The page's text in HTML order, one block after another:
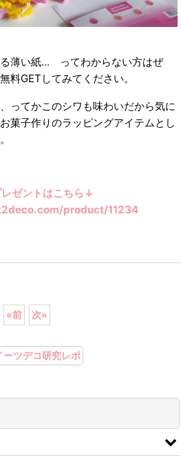
薄い紙... ってわからない方はぜ
料GETしてみてください。
ってかこのシワも味わいだから気に
菓子作りのラッピングアイテムとし
ゼントはこちら↓
product/11234
«前 次»
ーツデコ研究レポ